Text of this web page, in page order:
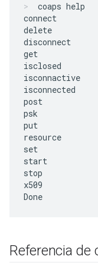
coaps help
connect
delete
disconnect
get
isclosed
isconnactive
isconnected
post
psk
put
resource
set
start
stop
x509
Referencia de